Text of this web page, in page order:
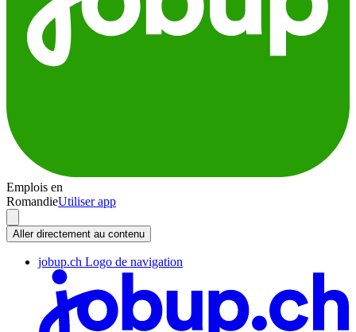
Emplois en
RomandieUtiliser app
Aller directement au contenu
jobup.ch Logo de navigation